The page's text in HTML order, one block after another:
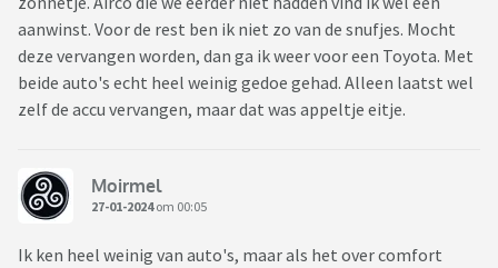
aanwinst. Voor de rest ben ik niet zo van de snufjes. Mocht
deze vervangen worden, dan ga ik weer voor een Toyota. Met
beide auto's echt heel weinig gedoe gehad. Alleen laatst wel
zelf de accu vervangen, maar dat was appeltje eitje.
Moirmel
27-01-2024om 00:05
Ik ken heel weinig van auto's, maar als het over comfort